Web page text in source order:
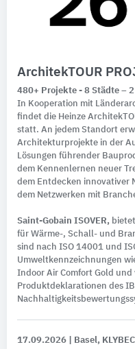
ArchitekTOUR
480+ Projekte - 8 Städte –
In Kooperation mit
findet die Heinze
statt. An jedem Standort
Architekturprojekte in der
Lösungen führender
dem Kennenlernen neuer
dem Entdecken innovativer
dem Netzwerken mit
Saint-Gobain ISOVER,
für Wärme-, Schall- und
sind nach ISO 14001 und
Umweltkennzeichnungen
Indoor Air Comfort Gold
Produktdeklarationen des
17.09.2026 | Basel,